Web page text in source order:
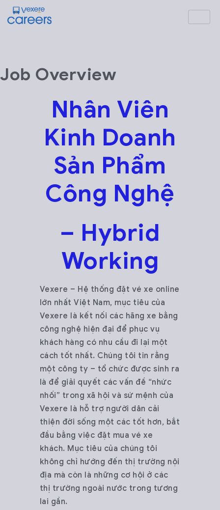
Job Overview
Nhân Viên
Kinh Doanh
Sản Phẩm
Công Nghệ
– Hybrid
Working
Vexere – Hệ thống đặt vé xe online
lớn nhất Việt Nam, mục tiêu của
Vexere là kết nối các hãng xe bằng
công nghệ hiện đại để phục vụ
khách hàng có nhu cầu đi lại một
cách tốt nhất. Chúng tôi tin rằng
một công ty – tổ chức được sinh ra
là để giải quyết các vấn đề “nhức
nhối” trong xã hội và sứ mệnh của
Vexere là hỗ trợ người dân cải
thiện đời sống một các tốt hơn, bắt
đầu bằng việc đặt mua vé xe
khách. Mục tiêu của chúng tôi
không chỉ hướng đến thị trường nội
địa mà còn là những cơ hội ở các
thị trường ngoài nước trong tương
lai gần.